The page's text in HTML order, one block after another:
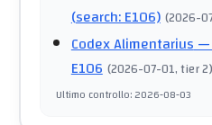
(search: E106) (2026-
Codex Alimentarius—
E106 (2026-07-01, tier 2)
Ultimo controllo:2026-08-03